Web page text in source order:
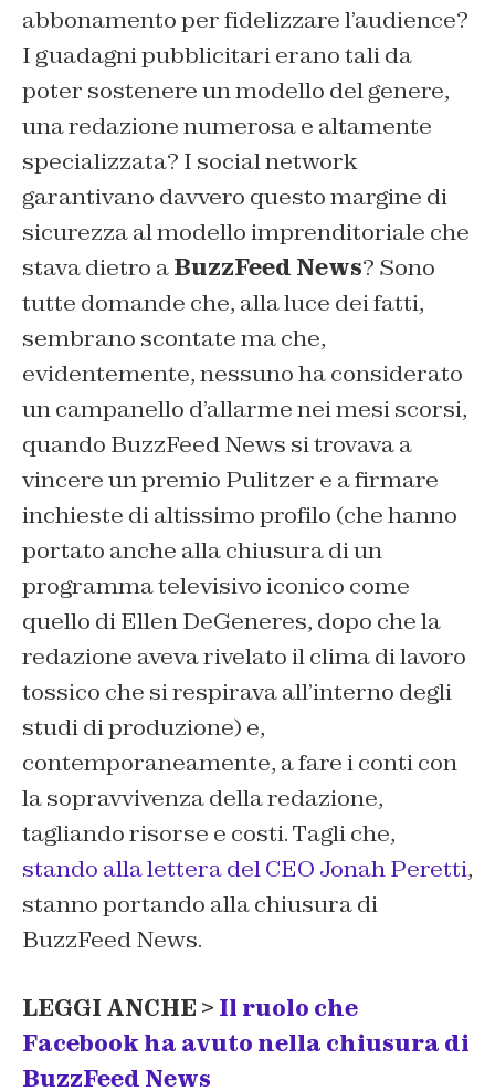
abbonamento per fidelizzare l’audience?
I guadagni pubblicitari erano tali da
poter sostenere un modello del genere,
una redazione numerosa e altamente
specializzata? I social network
garantivano davvero questo margine di
sicurezza al modello imprenditoriale che
stava dietro aBuzzFeed News? Sono
tutte domande che, alla luce dei fatti,
sembrano scontate ma che,
evidentemente, nessuno ha considerato
un campanello d’allarme nei mesi scorsi,
quando BuzzFeed News si trovava a
vincere un premio Pulitzer e a firmare
inchieste di altissimo profilo (che hanno
portato anche alla chiusura di un
programma televisivo iconico come
quello di Ellen DeGeneres, dopo che la
redazione aveva rivelato il clima di lavoro
tossico che si respirava all’interno degli
studi di produzione) e,
contemporaneamente, a fare i conti con
la sopravvivenza della redazione,
tagliando risorse e costi. Tagli che,
stando alla lettera del CEO Jonah Peretti,
stanno portando alla chiusura di
BuzzFeed News.
LEGGI ANCHE > Il ruolo che
Facebook ha avuto nella chiusura di
BuzzFeed News